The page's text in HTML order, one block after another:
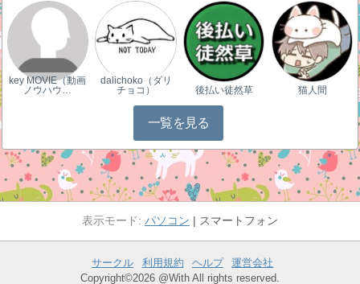
key MOVIE（動画
ノウハウ…
dalichoko（ダリ
チョコ）
後払い徒然草 猫人間
一覧を見る
パソコン スマートフォン
サークル 利用規約 ヘルプ
運営会社
Copyright©2026 @With All rights reserved.